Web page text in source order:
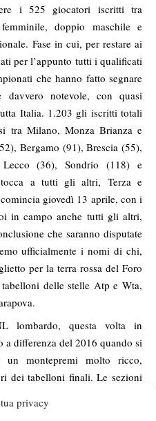
privacy
i 525 giocatori iscritti tra
doppio maschile e
Fase in cui, per restare ai
per l’appunto tutti i qualificati
che hanno fatto segnare
davvero notevole, con quasi
Italia. 1.203 gli iscritti totali
tra Milano, Monza Brianza e
Bergamo (91), Brescia (55),
(36), Sondrio (118) e
a tutti gli altri, Terza e
giovedì 13 aprile, con i
in campo anche tutti gli altri,
che saranno disputate
ufficialmente i nomi di chi,
per la terra rossa del Foro
delle stelle Atp e Wta,
lombardo, questa volta in
a differenza del 2016 quando si
montepremi molto ricco,
dei tabelloni finali. Le sezioni
e in campo femminile